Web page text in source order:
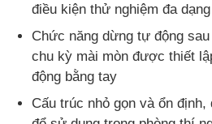
Thiết bị kiểm tra phòng thí
Phòng thử nghiệm môi trường
Máy kiểm tra phổ quát
điều kiện thử nghiệm đa dạng
Chức năng dừng tự động
chu kỳ mài mòn được thiết
động bằng tay
Cấu trúc nhỏ gọn và ổn